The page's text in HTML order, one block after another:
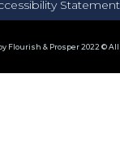
Statement
Flourish & Prosper 2022 ©